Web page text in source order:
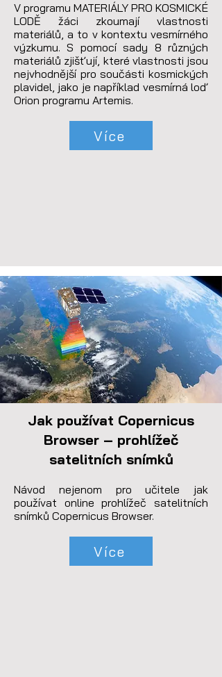
V programu MATERIÁLY PRO KOSMICKÉ
LODĚ žáci zkoumají vlastnosti
materiálů, a to v kontextu vesmírného
výzkumu. S pomocí sady 8 různých
materiálů zjišťují, které vlastnosti jsou
nejvhodnější pro součásti kosmických
plavidel, jako je například vesmírná loď
Orion programu Artemis.
Více
Jak používat Copernicus
Browser – prohlížeč
satelitních snímků
Návod nejenom pro učitele jak
používat online prohlížeč satelitních
snímků Copernicus Browser.
Více